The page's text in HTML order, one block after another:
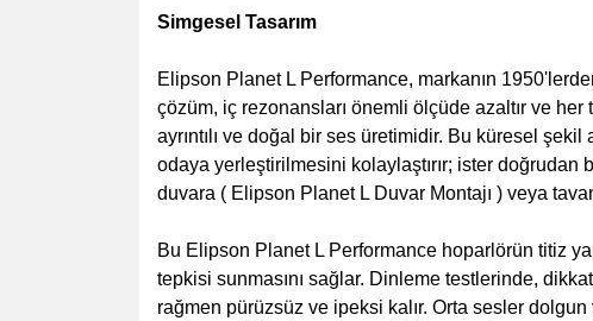
Simgesel Tasarım
Elipson Planet L Performance, markanın
çözüm, iç rezonansları önemli ölçüde azaltır ve
ayrıntılı ve doğal bir ses üretimidir. Bu küresel
odaya yerleştirilmesini kolaylaştırır; ister doğrudan
duvara ( Elipson Planet L Duvar Montajı ) veya
Bu Elipson Planet L Performance hoparlörün titiz
tepkisi sunmasını sağlar. Dinleme testlerinde,
rağmen pürüzsüz ve ipeksi kalır. Orta sesler